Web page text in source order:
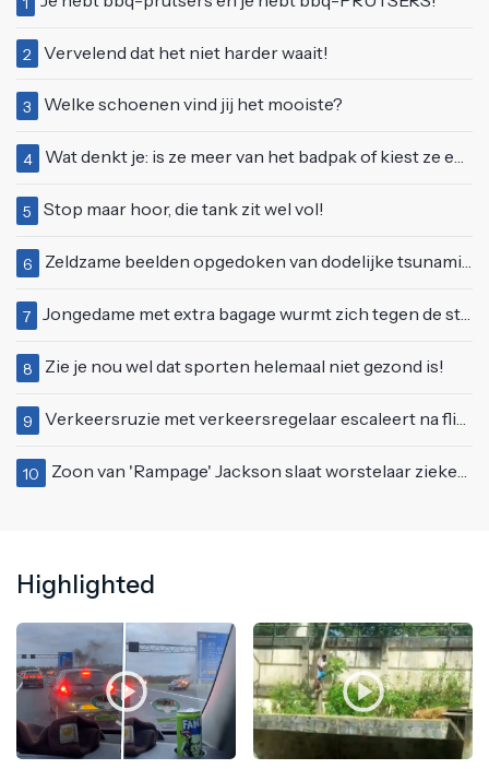
2 Vervelend dat het niet harder waait!
3 Welke schoenen vind jij het mooiste?
4 Wat denkt je: is ze meer van het badpak of kiest ze eerder voor een bikini?
5 Stop maar hoor, die tank zit wel vol!
6 Zeldzame beelden opgedoken van dodelijke tsunami uit 2004
7 Jongedame met extra bagage wurmt zich tegen de stroom van de roltrap
8 Zie je nou wel dat sporten helemaal niet gezond is!
9 Verkeersruzie met verkeersregelaar escaleert na flinke klap met pion
10 Zoon van 'Rampage' Jackson slaat worstelaar ziekenhuis in tijdens liveshow in LA
Highlighted